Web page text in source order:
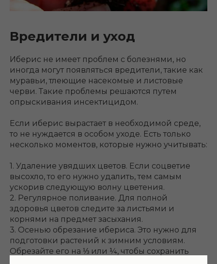
Вредители и уход
Иберис не имеет проблем с болезнями, но
иногда могут появляться вредители, такие как
муравьи, тлеющие насекомые и листовые
черви. Такие проблемы решаются путем
опрыскивания инсектицидом.
Если иберис вырастает в необходимой среде,
то не нуждается в особом уходе. Есть только
несколько моментов, которые нужно учитывать:
1. Удаление увядших цветов. Если соцветие
высохло, то его нужно удалить, тем самым
ускорив следующую волну цветения.
2. Регулярное поливание. Для полной
здоровья цветов следите за листьями и
корнями на предмет засыхания.
3. Осенью обрезание ибериса. Это нужно для
подготовки растений к зимним условиям.
Обрезайте его на ⅓ или ¼, чтобы сохранить